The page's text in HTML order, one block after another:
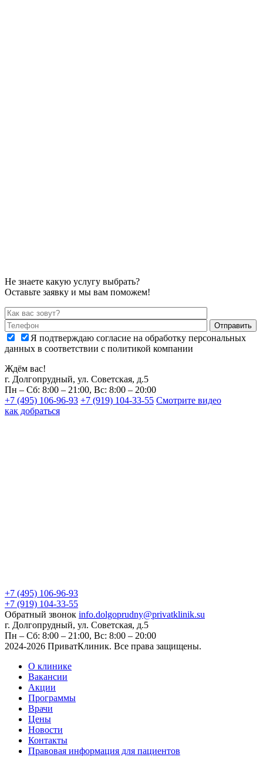
Не знаете какую услугу выбрать?
Оставьте заявку и мы вам поможем!
Я подтверждаю согласие на обработку персональных
данных в соответствии с политикой компании
Ждём вас!
г. Долгопрудный, ул. Советская, д.5
Пн – Сб: 8:00 – 21:00, Вс: 8:00 – 20:00
+7 (495) 106-96-93 +7 (919) 104-33-55 Смотрите видео
как добраться
+7 (495) 106-96-93
+7 (919) 104-33-55
Обратный звонок info.dolgoprudny@privatklinik.su
г. Долгопрудный, ул. Советская, д.5
Пн – Сб: 8:00 – 21:00, Вс: 8:00 – 20:00
2024-2026 ПриватКлиник. Все права защищены.
О клинике
Вакансии
Акции
Программы
Врачи
Цены
Новости
Контакты
Правовая информация для пациентов